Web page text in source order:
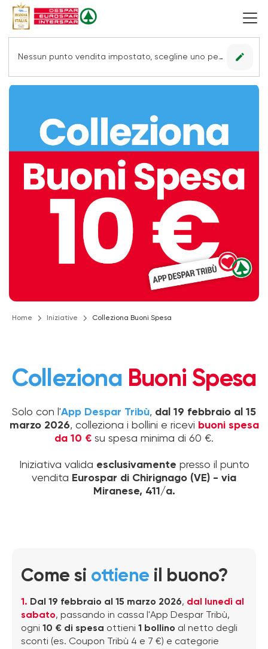
Nessun punto vendita impostato, scegline uno per vedere le offerte. edit
Home Iniziative Colleziona Buoni Spesa
Colleziona Buoni Spesa
Solo con l'App Despar Tribù, dal 19 febbraio al 15
marzo 2026, colleziona i bollini e ricevi buoni spesa
da 10 € su spesa minima di 60 €.
Iniziativa valida esclusivamente presso il punto
vendita Eurospar di Chirignago (VE) - via
Miranese, 411/a.
Come si ottiene il buono?
1. Dal 19 febbraio al 15 marzo 2026, dal lunedì al
sabato, passando in cassa l'App Despar Tribù,
ogni 10 € di spesa ottieni 1 bollino al netto degli
sconti (es. Coupon Tribù 4 e 7 €) e categorie